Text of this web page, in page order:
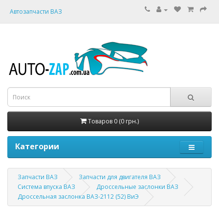
Автозапчасти ВАЗ
Товаров 0 (0 грн.)
Категории
Запчасти ВАЗ
Запчасти для двигателя ВАЗ
Система впуска ВАЗ
Дроссельные заслонки ВАЗ
Дроссельная заслонка ВАЗ-2112 (52) ВиЭ